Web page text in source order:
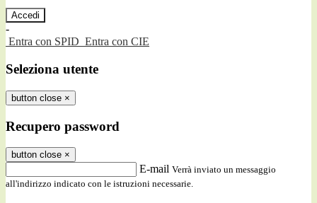
-
Entra con SPID Entra con CIE
Seleziona utente
button close ×
Recupero password
button close ×
E-mail Verrà inviato un messaggio
all'indirizzo indicato con le istruzioni necessarie.